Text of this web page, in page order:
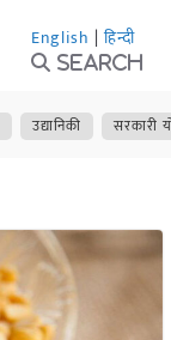
English | हिन्दी
Search
उद्यानिकी सरकारी